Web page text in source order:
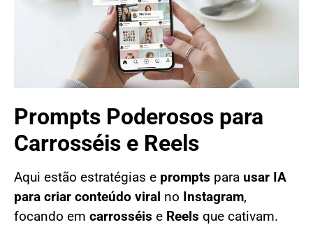
Prompts Poderosos para
Carrosséis e Reels
Aqui estão estratégias e prompts para usar IA
para criar conteúdo viral no Instagram,
focando em carrosséis e Reels que cativam.